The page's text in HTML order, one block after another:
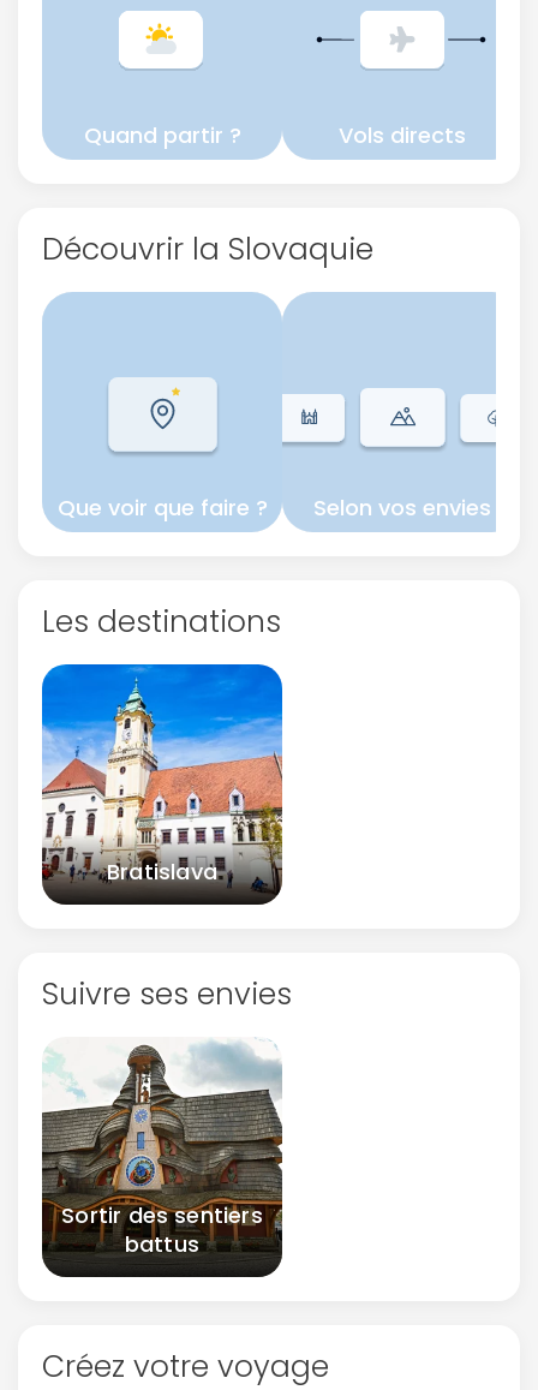
Quand partir ? Vols directs
Découvrir la Slovaquie
Que voir que faire ? Selon vos envies
Les destinations
Bratislava
Suivre ses envies
Sortir des sentiers
battus
Créez votre voyage
Continuer avec Apple